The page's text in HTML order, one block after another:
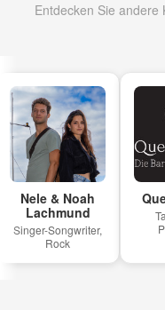
Entdecken Sie andere
Nele & Noah
Lachmund
Singer-Songwriter,
Rock